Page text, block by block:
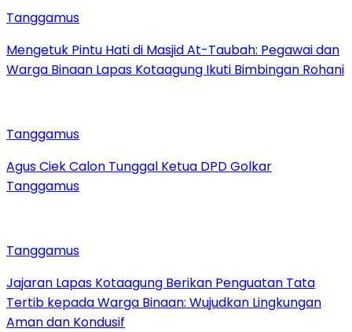
Tanggamus
Mengetuk Pintu Hati di Masjid At-Taubah: Pegawai dan
Warga Binaan Lapas Kotaagung Ikuti Bimbingan Rohani
Tanggamus
Agus Ciek Calon Tunggal Ketua DPD Golkar
Tanggamus
Tanggamus
Jajaran Lapas Kotaagung Berikan Penguatan Tata
Tertib kepada Warga Binaan: Wujudkan Lingkungan
Aman dan Kondusif